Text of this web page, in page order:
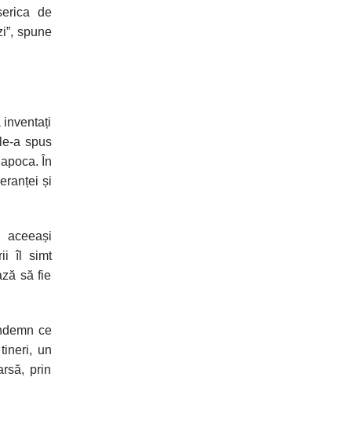
de
spune
inventați
a spus
În
și
aceeași
îl simt
să fie
ce
un
prin